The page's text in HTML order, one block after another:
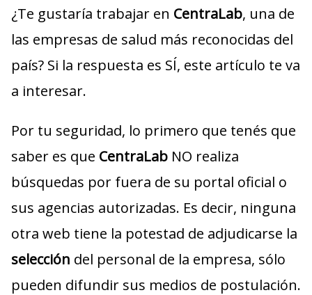
¿Te gustaría trabajar en CentraLab, una de
las empresas de salud más reconocidas del
país? Si la respuesta es SÍ, este artículo te va
a interesar.
Por tu seguridad, lo primero que tenés que
saber es que CentraLab NO realiza
búsquedas por fuera de su portal oficial o
sus agencias autorizadas. Es decir, ninguna
otra web tiene la potestad de adjudicarse la
selección del personal de la empresa, sólo
pueden difundir sus medios de postulación.